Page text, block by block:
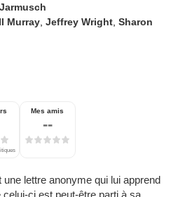
Murray ,Jeffrey Wright ,Sharon
Mes amis
--
lettre anonyme qui lui apprend
ci est peut-être parti à sa